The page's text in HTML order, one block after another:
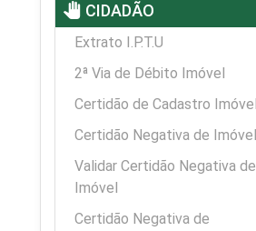
pan_tool CIDADÃO
Extrato I.P.T.U
2ª Via de Débito Imóvel
Certidão de Cadastro Imóvel
Certidão Negativa de Imóvel
Validar Certidão Negativa de
Imóvel
Certidão Negativa de